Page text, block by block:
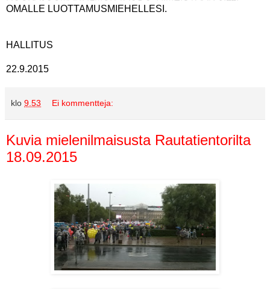
OMALLE LUOTTAMUSMIEHELLESI.
HALLITUS
22.9.2015
klo 9.53 Ei kommentteja:
Kuvia mielenilmaisusta Rautatientorilta
18.09.2015